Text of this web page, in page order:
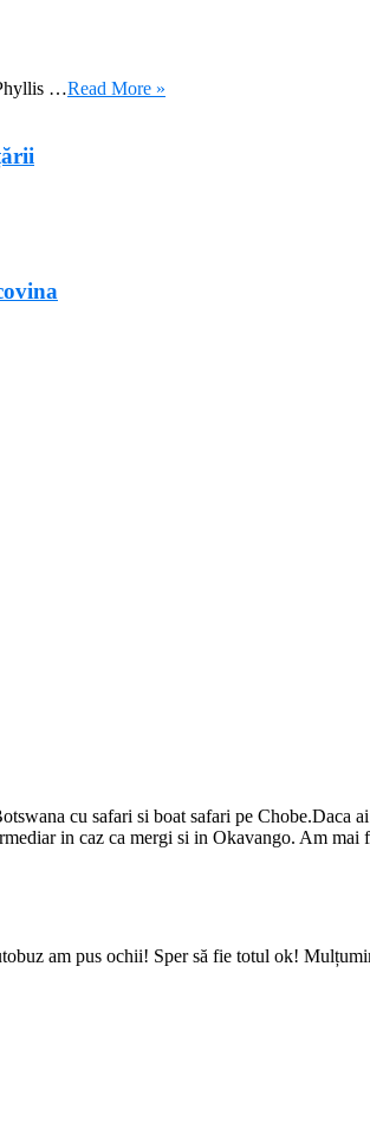
…Read More »
cu safari si boat safari pe
in caz ca mergi si in Okavango. Am
am pus ochii! Sper să fie totul ok!